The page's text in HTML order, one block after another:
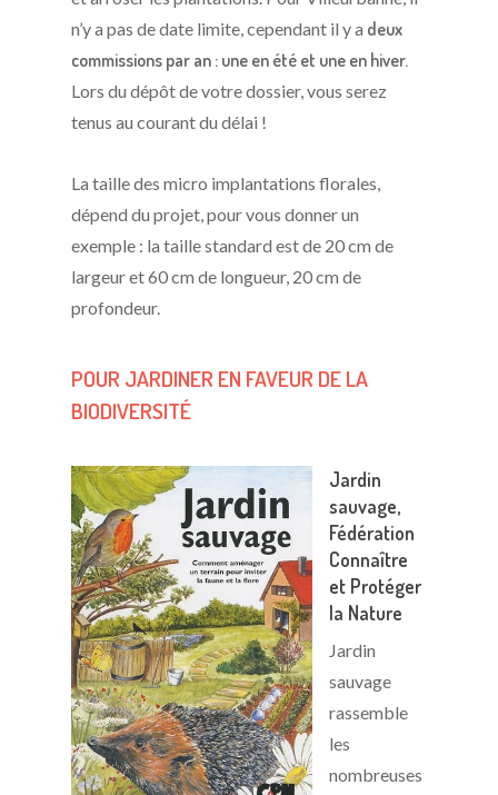
n’y a pas de date limite, cependant il y a deux
commissions par an : une en été et une en hiver.
Lors du dépôt de votre dossier, vous serez
tenus au courant du délai !
La taille des micro implantations florales,
dépend du projet, pour vous donner un
exemple : la taille standard est de 20 cm de
largeur et 60 cm de longueur, 20 cm de
profondeur.
POUR JARDINER EN FAVEUR DE LA
BIODIVERSITÉ
Jardin
sauvage,
Fédération
Connaître
et Protéger
la Nature
Jardin
sauvage
rassemble
les
nombreuses